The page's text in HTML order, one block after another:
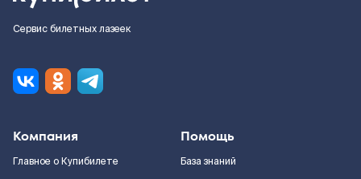
Сервис билетных лазеек
Компания
Главное о Купибилете
Помощь
База знаний